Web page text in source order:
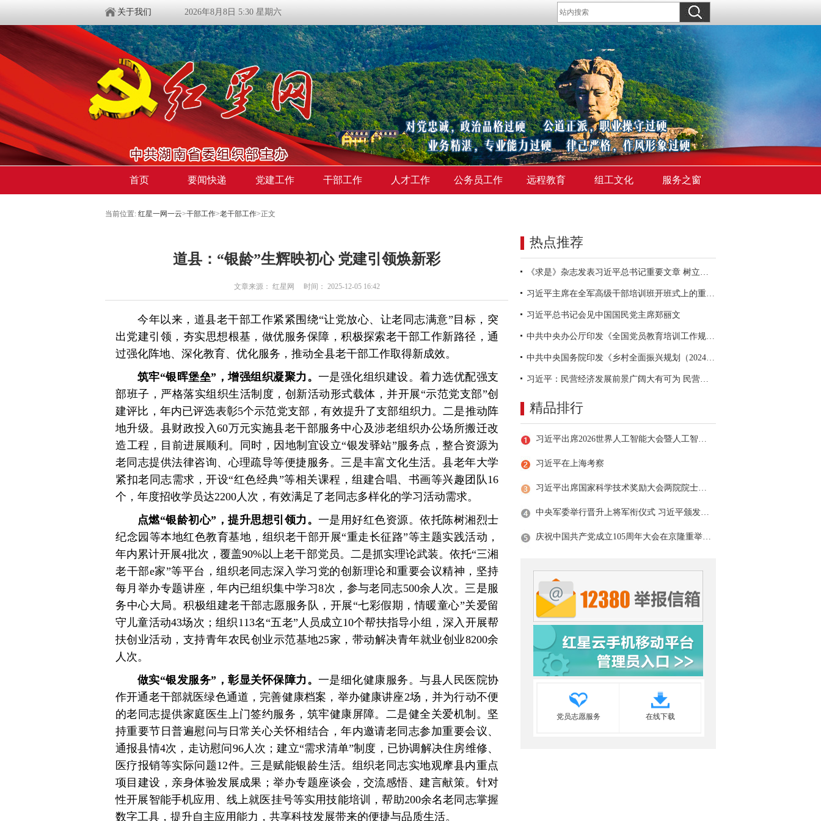
关于我们 2026年8月8日 5:30 星期六
首页 要闻快递 党建工作 干部工作 人才工作 公务员工作 远程教育 组工文化 服务之窗
当前位置: 红星一网一云>干部工作>老干部工作>正文
道县：“银龄”生辉映初心 党建引领焕新彩
文章来源： 红星网 时间： 2025-12-05 16:42
今年以来，道县老干部工作紧紧围绕“让党放心、让老同志满意”目标，突
出党建引领，夯实思想根基，做优服务保障，积极探索老干部工作新路径，通
过强化阵地、深化教育、优化服务，推动全县老干部工作取得新成效。
筑牢“银晖堡垒”，增强组织凝聚力。 一是强化组织建设。着力选优配强支
部班子，严格落实组织生活制度，创新活动形式载体，并开展“示范党支部”创
建评比，年内已评选表彰5个示范党支部，有效提升了支部组织力。二是推动阵
地升级。县财政投入60万元实施县老干部服务中心及涉老组织办公场所搬迁改
造工程，目前进展顺利。同时，因地制宜设立“银发驿站”服务点，整合资源为
老同志提供法律咨询、心理疏导等便捷服务。三是丰富文化生活。县老年大学
紧扣老同志需求，开设“红色经典”等相关课程，组建合唱、书画等兴趣团队16
个，年度招收学员达2200人次，有效满足了老同志多样化的学习活动需求。
点燃“银龄初心”，提升思想引领力。 一是用好红色资源。依托陈树湘烈士
纪念园等本地红色教育基地，组织老干部开展“重走长征路”等主题实践活动，
年内累计开展4批次，覆盖90%以上老干部党员。二是抓实理论武装。依托“三湘
老干部e家”等平台，组织老同志深入学习党的创新理论和重要会议精神，坚持
每月举办专题讲座，年内已组织集中学习8次，参与老同志500余人次。三是服
务中心大局。积极组建老干部志愿服务队，开展“七彩假期，情暖童心”关爱留
守儿童活动43场次；组织113名“五老”人员成立10个帮扶指导小组，深入开展帮
扶创业活动，支持青年农民创业示范基地25家，带动解决青年就业创业8200余
人次。
做实“银发服务”，彰显关怀保障力。 一是细化健康服务。与县人民医院协
作开通老干部就医绿色通道，完善健康档案，举办健康讲座2场，并为行动不便
的老同志提供家庭医生上门签约服务，筑牢健康屏障。二是健全关爱机制。坚
持重要节日普遍慰问与日常关心关怀相结合，年内邀请老同志参加重要会议、
通报县情4次，走访慰问96人次；建立“需求清单”制度，已协调解决住房维修、
医疗报销等实际问题12件。三是赋能银龄生活。组织老同志实地观摩县内重点
项目建设，亲身体验发展成果；举办专题座谈会，交流感悟、建言献策。针对
性开展智能手机应用、线上就医挂号等实用技能培训，帮助200余名老同志掌握
数字工具，提升自主应用能力，共享科技发展带来的便捷与品质生活。
热点推荐
《求是》杂志发表习近平总书记重要文章 树立和践行正确政绩观
习近平主席在全军高级干部培训班开班式上的重要讲话引领全军开展思想整风、深化政治整训
习近平总书记会见中国国民党主席郑丽文
中共中央办公厅印发《全国党员教育培训工作规划（2024－2028年）》
中共中央国务院印发《乡村全面振兴规划（2024—2027年）》
习近平：民营经济发展前景广阔大有可为 民营企业和民营企业家大显身手正当其时
精品排行
习近平出席2026世界人工智能大会暨人工智能全球治理高级别会议开幕式并发表主旨讲话
习近平在上海考察
习近平出席国家科学技术奖励大会两院院士大会中国科协第十一次全国代表大会并发表重要讲话
中央军委举行晋升上将军衔仪式 习近平颁发命令状并向晋衔的军官表示祝贺
庆祝中国共产党成立105周年大会在京隆重举行 习近平发表重要讲话
党员志愿服务 在线下载